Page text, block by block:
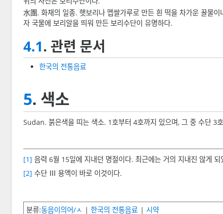
水團. 화채의 일종. 햇보리나 멥쌀가루로 만든 흰 떡을 차가운 꿀물
자 국물에 보리알을 띄워 만든 보리수단이 유명하다.
4.1. 관련 문서
한국의 전통음료
5. 색소
Sudan. 붉은색을 띠는 색소. 1호부터 4호까지 있으며, 그 중 수단 3
[1] 음력 6월 15일에 지내던 명절이다. 최근에는 거의 지내진 않게
[2] 수단 Ⅲ 용액이 바로 이것이다.
분류 동음이의어/ㅅ 한국의 전통음료 시약